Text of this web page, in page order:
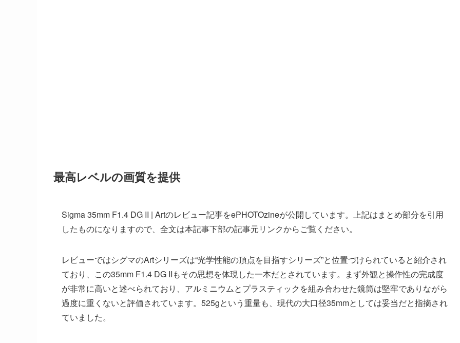
最高レベルの画質を提供
Sigma 35mm F1.4 DG II | Artのレビュー記事をePHOTOzineが公開しています。上記はまとめ部分を引用
したものになりますので、全文は本記事下部の記事元リンクからご覧ください。
レビューではシグマのArtシリーズは“光学性能の頂点を目指すシリーズ”と位置づけられていると紹介され
ており、この35mm F1.4 DG IIもその思想を体現した一本だとされています。まず外観と操作性の完成度
が非常に高いと述べられており、アルミニウムとプラスティックを組み合わせた鏡筒は堅牢でありながら
過度に重くないと評価されています。525gという重量も、現代の大口径35mmとしては妥当だと指摘され
ていました。